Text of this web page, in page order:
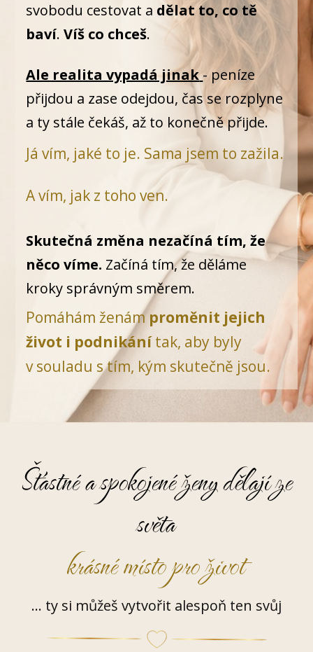
svobodu cestovat a dělat to, co tě
baví.Víš co chceš.
Ale realita vypadá jinak - peníze
přijdou a zase odejdou, čas se rozplyne
a ty stále čekáš, až to konečně přijde.
Já vím, jaké to je. Sama jsem to zažila.
A vím, jak z toho ven.
Skutečná změna nezačíná tím, že
něco víme. Začíná tím, že děláme
kroky správným směrem.
Pomáhám ženámproměnit jejich
život i podnikánítak, aby byly
v souladu s tím, kým skutečně jsou.
Šťastné a spokojené ženy dělají ze
světa
krásné místo pro život
... ty si můžeš vytvořit alespoň ten svůj